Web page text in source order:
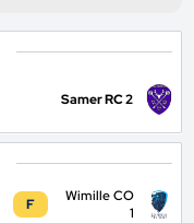
Samer RC 2
F
Wimille CO
1